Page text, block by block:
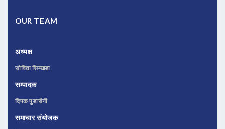
OUR TEAM
अध्यक्ष
सोविता सिम्खडा
सम्पादक
दिपक पुडासैनी
समाचार संयोजक